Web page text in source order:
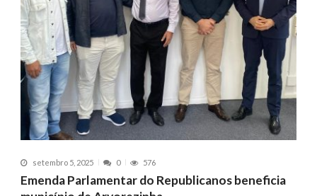
setembro 5, 2025 0 576
Emenda Parlamentar do Republicanos beneficia